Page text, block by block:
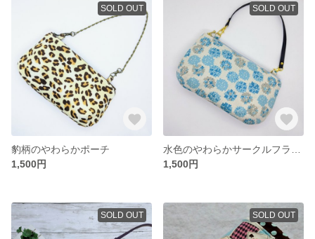
SOLD OUT
豹柄のやわらかポーチ
1,500円
SOLD OUT
1,500円
SOLD OUT SOLD OUT